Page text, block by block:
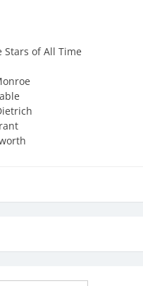
Stars of All Time